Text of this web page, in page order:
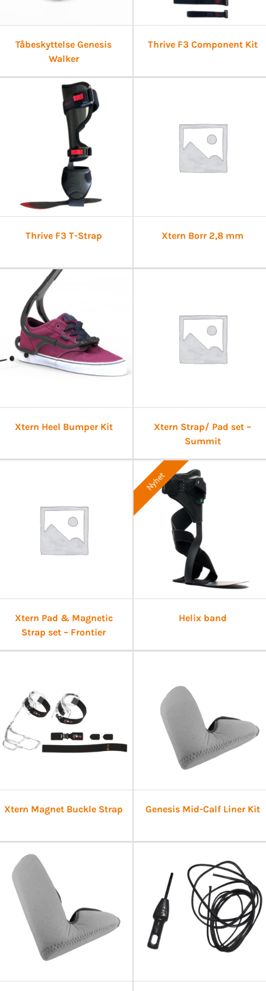
Tåbeskyttelse Genesis
Walker
Thrive F3 Component Kit
Thrive F3 T-Strap Xtern Borr 2,8 mm
Xtern Heel Bumper Kit
Xtern Strap/ Pad set –
Summit
Xtern Pad & Magnetic
Strap set – Frontier
Nyhet
Helix band
Xtern Magnet Buckle Strap Genesis Mid-Calf Liner Kit